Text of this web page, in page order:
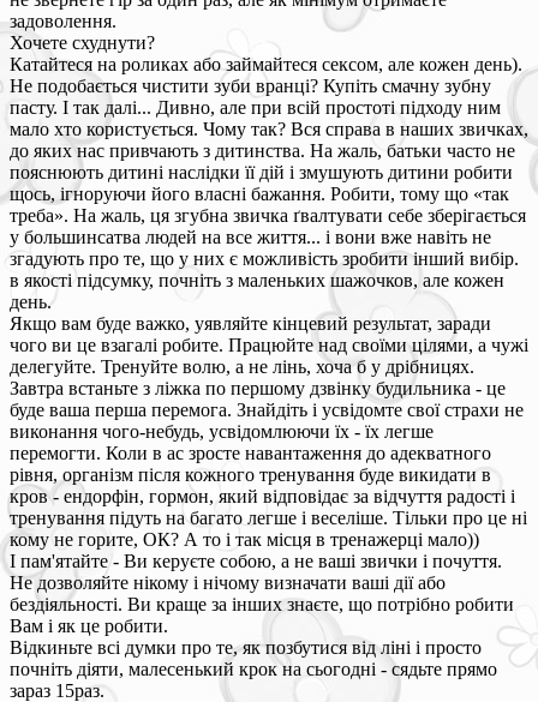
задоволення.
Хочете схуднути?
Катайтеся на роликах або займайтеся сексом, але кожен день).
Не подобається чистити зуби вранці? Купіть смачну зубну
пасту. І так далі... Дивно, але при всій простоті підходу ним
мало хто користується. Чому так? Вся справа в наших звичках,
до яких нас привчають з дитинства. На жаль, батьки часто не
пояснюють дитині наслідки її дій і змушують дитини робити
щось, ігноруючи його власні бажання. Робити, тому що «так
треба». На жаль, ця згубна звичка ґвалтувати себе зберігається
у большинсатва людей на все життя... і вони вже навіть не
згадують про те, що у них є можливість зробити інший вибір.
в якості підсумку, почніть з маленьких шажочков, але кожен
день.
Якщо вам буде важко, уявляйте кінцевий результат, заради
чого ви це взагалі робите. Працюйте над своїми цілями, а чужі
делегуйте. Тренуйте волю, а не лінь, хоча б у дрібницях.
Завтра встаньте з ліжка по першому дзвінку будильника - це
буде ваша перша перемога. Знайдіть і усвідомте свої страхи не
виконання чого-небудь, усвідомлюючи їх - їх легше
перемогти. Коли в ас зросте навантаження до адекватного
рівня, організм після кожного тренування буде викидати в
кров - ендорфін, гормон, який відповідає за відчуття радості і
тренування підуть на багато легше і веселіше. Тільки про це ні
кому не горите, ОК? А то і так місця в тренажерці мало))
І пам'ятайте - Ви керуєте собою, а не ваші звички і почуття.
Не дозволяйте нікому і нічому визначати ваші дії або
бездіяльності. Ви краще за інших знаєте, що потрібно робити
Вам і як це робити.
Відкиньте всі думки про те, як позбутися від ліні і просто
почніть діяти, малесенький крок на сьогодні - сядьте прямо
зараз 15раз.